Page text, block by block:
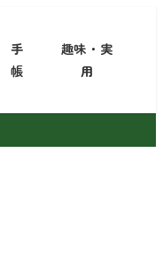
手
帳
趣味・実
用